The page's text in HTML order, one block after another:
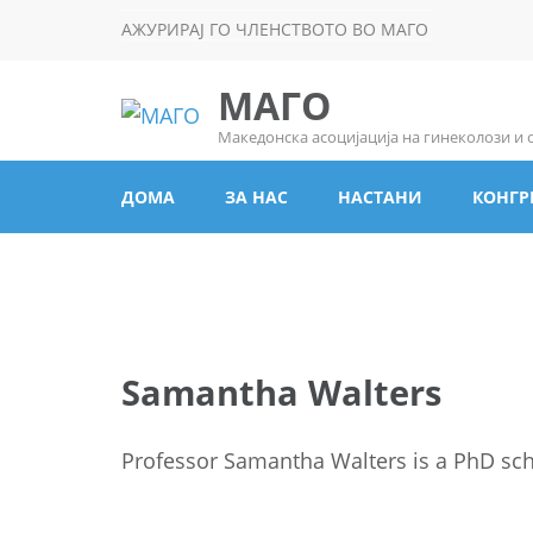
АЖУРИРАЈ ГО ЧЛЕНСТВОТО ВО МАГО
МАГО
Македонска асоцијација на гинеколози и
ДОМА ЗА НАС НАСТАНИ
Samantha Walters
Professor Samantha Walters is a PhD